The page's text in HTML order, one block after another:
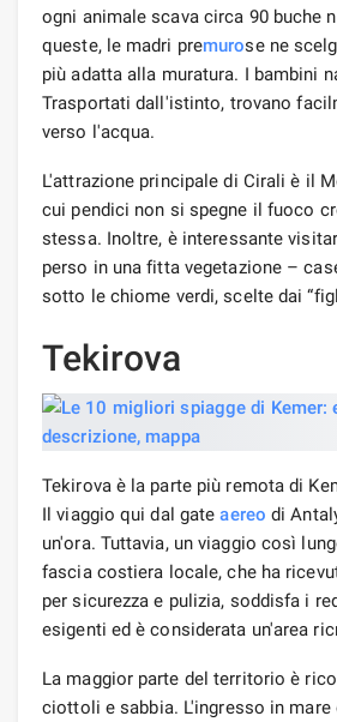
ogni animale scava circa 90 buche
queste, le madri premurose ne
più adatta alla muratura. I bambini
Trasportati dall'istinto, trovano
verso l'acqua.
L'attrazione principale di Cirali è il
cui pendici non si spegne il fuoco
stessa. Inoltre, è interessante
perso in una fitta vegetazione –
sotto le chiome verdi, scelte dai
Tekirova
Tekirova è la parte più remota di
Il viaggio qui dal gateaereo di
un'ora. Tuttavia, un viaggio così
fascia costiera locale, che ha
per sicurezza e pulizia, soddisfa i
esigenti ed è considerata un'area
La maggior parte del territorio è
ciottoli e sabbia. L'ingresso in mare